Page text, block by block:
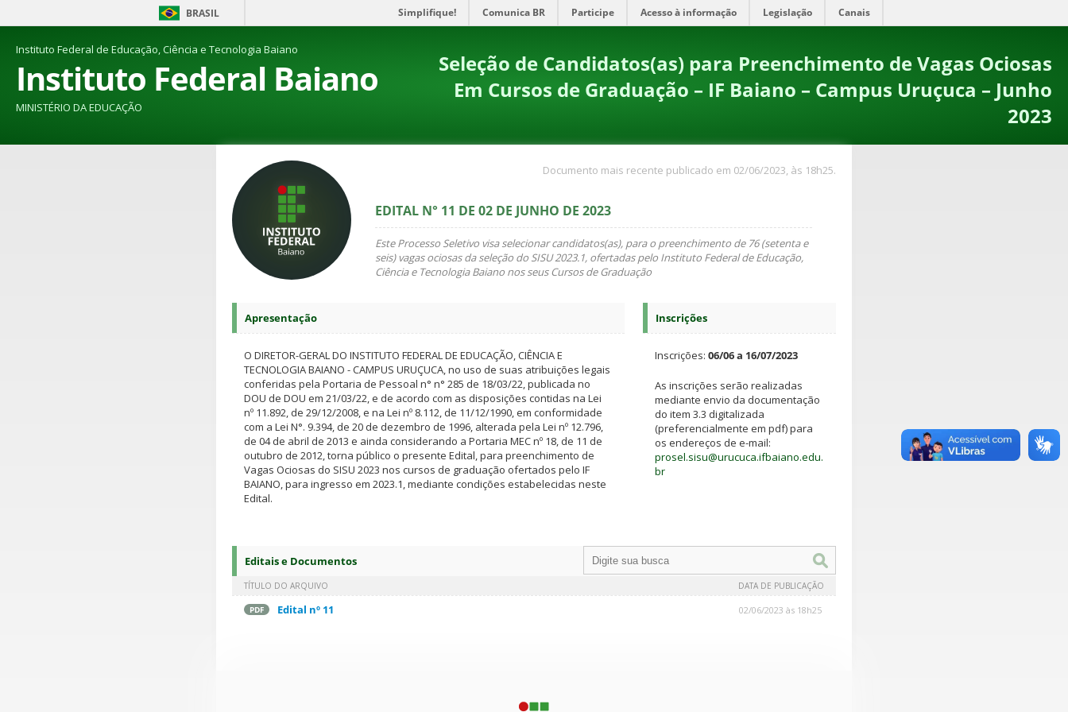
BRASIL Simplifique! Comunica BR Participe Acesso à informação Legislação Canais
Instituto Federal de Educação, Ciência e Tecnologia Baiano
Instituto Federal Baiano
MINISTÉRIO DA EDUCAÇÃO
Seleção de Candidatos(as) para Preenchimento de Vagas Ociosas
Em Cursos de Graduação – IF Baiano – Campus Uruçuca – Junho
2023
Documento mais recente publicado em 02/06/2023, às 18h25.
EDITAL N° 11 DE 02 DE JUNHO DE 2023
Este Processo Seletivo visa selecionar candidatos(as), para o preenchimento de 76 (setenta e
seis) vagas ociosas da seleção do SISU 2023.1, ofertadas pelo Instituto Federal de Educação,
Ciência e Tecnologia Baiano nos seus Cursos de Graduação
Apresentação
O DIRETOR-GERAL DO INSTITUTO FEDERAL DE EDUCAÇÃO, CIÊNCIA E
TECNOLOGIA BAIANO - CAMPUS URUÇUCA, no uso de suas atribuições legais
conferidas pela Portaria de Pessoal n° n° 285 de 18/03/22, publicada no
DOU de DOU em 21/03/22, e de acordo com as disposições contidas na Lei
nº 11.892, de 29/12/2008, e na Lei nº 8.112, de 11/12/1990, em conformidade
com a Lei N°. 9.394, de 20 de dezembro de 1996, alterada pela Lei nº 12.796,
de 04 de abril de 2013 e ainda considerando a Portaria MEC nº 18, de 11 de
outubro de 2012, torna público o presente Edital, para preenchimento de
Vagas Ociosas do SISU 2023 nos cursos de graduação ofertados pelo IF
BAIANO, para ingresso em 2023.1, mediante condições estabelecidas neste
Edital.
Inscrições
Inscrições: 06/06 a 16/07/2023
As inscrições serão realizadas
mediante envio da documentação
do item 3.3 digitalizada
(preferencialmente em pdf) para
os endereços de e-mail:
prosel.sisu@urucuca.ifbaiano.edu.
br
Editais e Documentos
TÍTULO DO ARQUIVO DATA DE PUBLICAÇÃO
PDF Edital nº 11 02/06/2023 às 18h25